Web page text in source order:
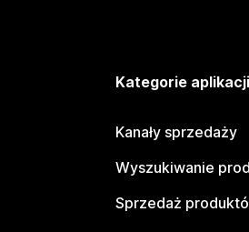
Kategorie aplikacji
Kanały sprzedaży
Wyszukiwanie
Sprzedaż